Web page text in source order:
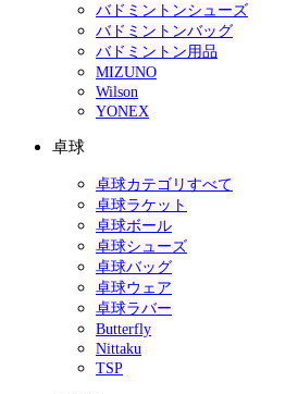
バドミントンシューズ
バドミントンバッグ
バドミントン用品
MIZUNO
Wilson
YONEX
卓球
卓球カテゴリすべて
卓球ラケット
卓球ボール
卓球シューズ
卓球バッグ
卓球ウェア
卓球ラバー
Butterfly
Nittaku
TSP